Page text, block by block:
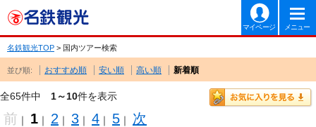
マイページ メニュー
名鉄観光TOP > 国内ツアー検索
並び順: おすすめ順 安い順 高い順 新着順
全65件中 1～10件を表示
前 ｜ 1 ｜ 2 ｜ 3 ｜ 4 ｜ 5 ｜ 次